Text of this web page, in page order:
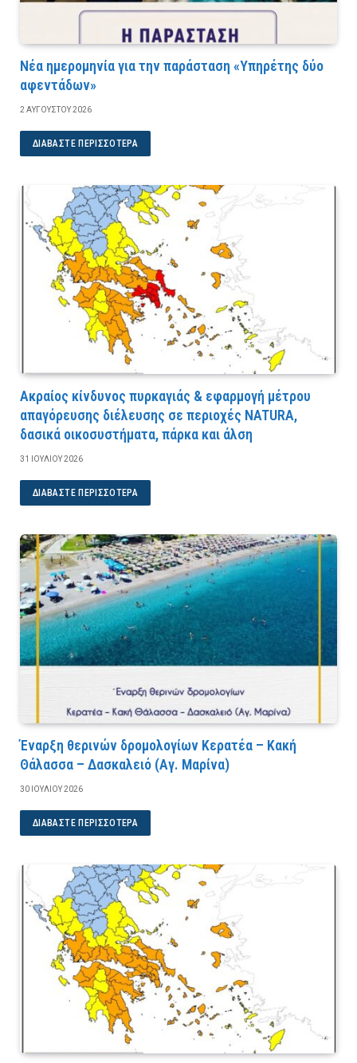
Νέα ημερομηνία για την παράσταση «Υπηρέτης δύο
αφεντάδων»
2 ΑΥΓΟΎΣΤΟΥ 2026
ΔΙΑΒΆΣΤΕ ΠΕΡΙΣΣΌΤΕΡΑ
Ακραίος κίνδυνος πυρκαγιάς & εφαρμογή μέτρου
απαγόρευσης διέλευσης σε περιοχές NATURA,
δασικά οικοσυστήματα, πάρκα και άλση
31 ΙΟΥΛΊΟΥ 2026
ΔΙΑΒΆΣΤΕ ΠΕΡΙΣΣΌΤΕΡΑ
Έναρξη θερινών δρομολογίων Κερατέα – Κακή
Θάλασσα – Δασκαλειό (Αγ. Μαρίνα)
30 ΙΟΥΛΊΟΥ 2026
ΔΙΑΒΆΣΤΕ ΠΕΡΙΣΣΌΤΕΡΑ